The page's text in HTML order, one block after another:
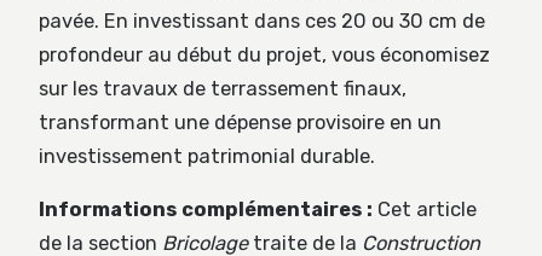
pavée. En investissant dans ces 20 ou 30 cm de
profondeur au début du projet, vous économisez
sur les travaux de terrassement finaux,
transformant une dépense provisoire en un
investissement patrimonial durable.
Informations complémentaires : Cet article
de la section Bricolagetraite de la Construction